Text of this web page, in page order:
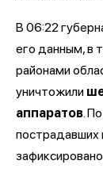
В 06:22
его данным, в
районами
уничтожили
аппаратов.
пострадавших